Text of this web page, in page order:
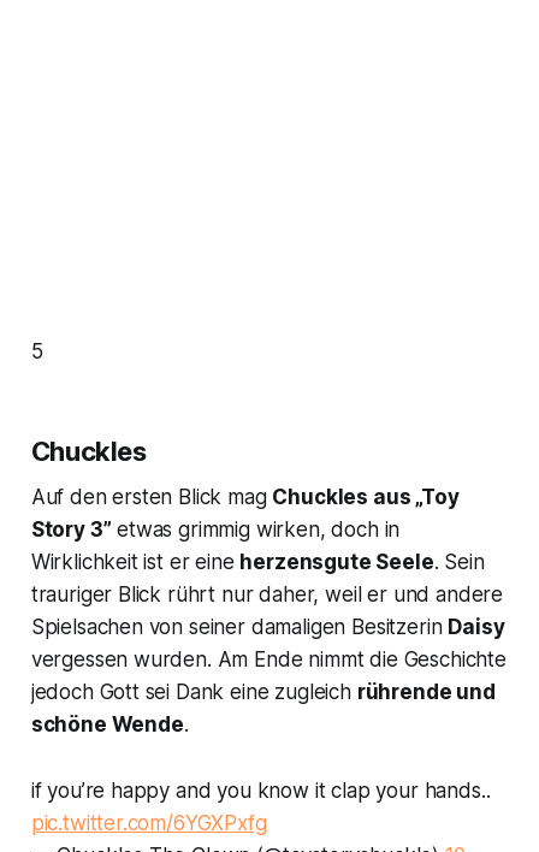
5
Chuckles
Auf den ersten Blick mag Chuckles aus „Toy
Story 3” etwas grimmig wirken, doch in
Wirklichkeit ist er eine herzensgute Seele. Sein
trauriger Blick rührt nur daher, weil er und andere
Spielsachen von seiner damaligen Besitzerin Daisy
vergessen wurden. Am Ende nimmt die Geschichte
jedoch Gott sei Dank eine zugleich rührende und
schöne Wende.
if you’re happy and you know it clap your hands..
pic.twitter.com/6YGXPxfg